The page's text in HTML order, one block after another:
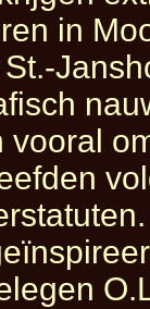
in
vooral